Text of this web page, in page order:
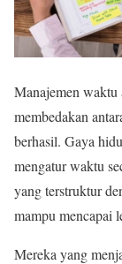
Manajemen
membedakan
berhasil. Gaya
mengatur waktu
yang terstruktur
mampu mencapai
Mereka yang